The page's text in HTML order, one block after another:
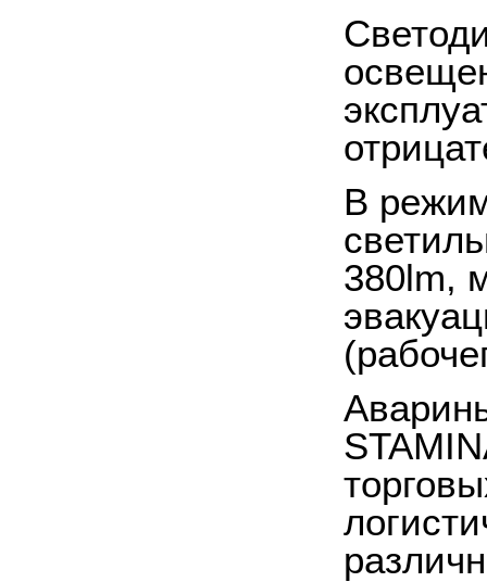
В
380lm,